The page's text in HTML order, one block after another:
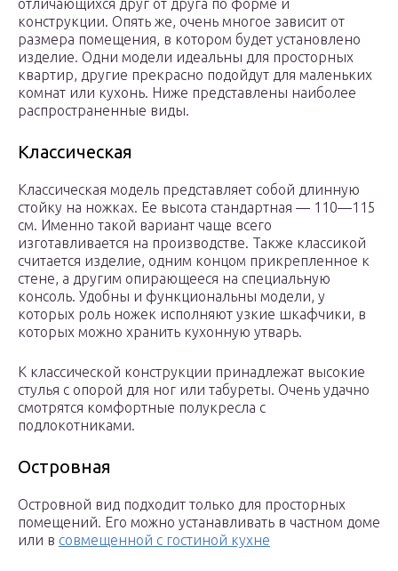
отличающихся друг от друга по форме и
конструкции. Опять же, очень многое зависит от
размера помещения, в котором будет установлено
изделие. Одни модели идеальны для просторных
квартир, другие прекрасно подойдут для маленьких
комнат или кухонь. Ниже представлены наиболее
распространенные виды.
Классическая
Классическая модель представляет собой длинную
стойку на ножках. Ее высота стандартная — 110—115
см. Именно такой вариант чаще всего
изготавливается на производстве. Также классикой
считается изделие, одним концом прикрепленное к
стене, а другим опирающееся на специальную
консоль. Удобны и функциональны модели, у
которых роль ножек исполняют узкие шкафчики, в
которых можно хранить кухонную утварь.
К классической конструкции принадлежат высокие
стулья с опорой для ног или табуреты. Очень удачно
смотрятся комфортные полукресла с
подлокотниками.
Островная
Островной вид подходит только для просторных
помещений. Его можно устанавливать в частном доме
или в совмещенной с гостиной кухне